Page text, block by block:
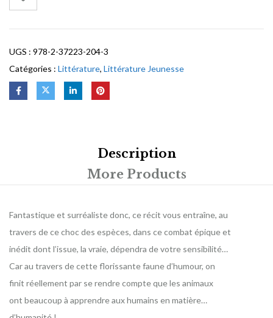
UGS : 978-2-37223-204-3
Catégories : Littérature, Littérature Jeunesse
Description
More Products
Fantastique et surréaliste donc, ce récit vous entraîne, au
travers de ce choc des espèces, dans ce combat épique et
inédit dont l’issue, la vraie, dépendra de votre sensibilité…
Car au travers de cette florissante faune d’humour, on
finit réellement par se rendre compte que les animaux
ont beaucoup à apprendre aux humains en matière…